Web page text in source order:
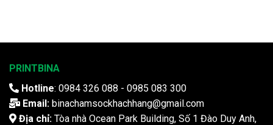
PRINTBINA
Hotline: 0984 326 088 - 0985 083 300
Email: binachamsockhachhang@gmail.com
Địa chỉ: Tòa nhà Ocean Park Building, Số 1 Đào Duy Anh,